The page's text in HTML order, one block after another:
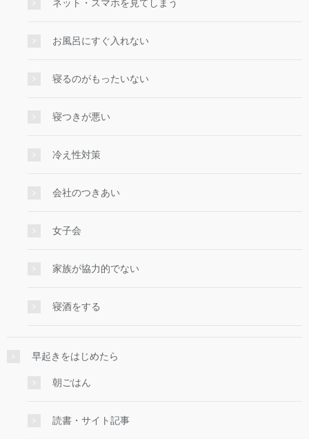
ネット・スマホを見てしまう
お風呂にすぐ入れない
寝るのがもったいない
寝つきが悪い
冷え性対策
会社のつきあい
女子会
家族が協力的でない
寝酒をする
早起きをはじめたら
朝ごはん
読書・サイト記事